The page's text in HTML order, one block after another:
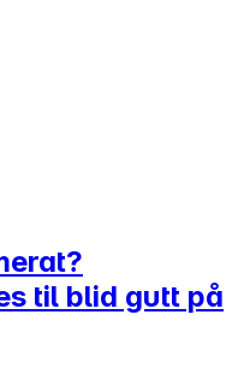
til blid gutt på